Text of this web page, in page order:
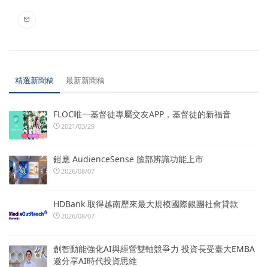
精選新聞稿 最新新聞稿
FLOC唯一基督徒專屬交友APP，基督徒的新福音
2021/03/29
鎧應 AudienceSense 臉部辨識功能上市
2026/08/07
HDBank 取得越南歷來最大規模國際銀團社會貸款
2026/08/07
創智動能強化AI與經營雙軸競爭力 投資長受臺大EMBA
邀分享AI時代投資思維